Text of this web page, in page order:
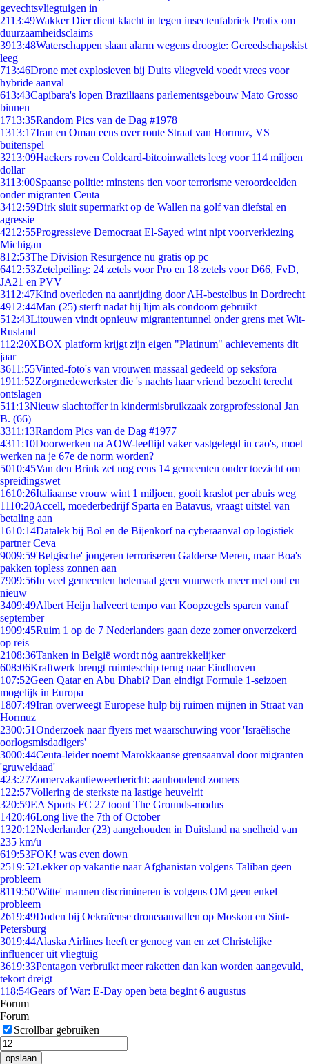
gevechtsvliegtuigen in
2113:49Wakker Dier dient klacht in tegen insectenfabriek Protix om
duurzaamheidsclaims
3913:48Waterschappen slaan alarm wegens droogte: Gereedschapskist
leeg
713:46Drone met explosieven bij Duits vliegveld voedt vrees voor
hybride aanval
613:43Capibara's lopen Braziliaans parlementsgebouw Mato Grosso
binnen
1713:35Random Pics van de Dag #1978
1313:17Iran en Oman eens over route Straat van Hormuz, VS
buitenspel
3213:09Hackers roven Coldcard-bitcoinwallets leeg voor 114 miljoen
dollar
3113:00Spaanse politie: minstens tien voor terrorisme veroordeelden
onder migranten Ceuta
3412:59Dirk sluit supermarkt op de Wallen na golf van diefstal en
agressie
4212:55Progressieve Democraat El-Sayed wint nipt voorverkiezing
Michigan
812:53The Division Resurgence nu gratis op pc
6412:53Zetelpeiling: 24 zetels voor Pro en 18 zetels voor D66, FvD,
JA21 en PVV
3112:47Kind overleden na aanrijding door AH-bestelbus in Dordrecht
4912:44Man (25) sterft nadat hij lijm als condoom gebruikt
512:43Litouwen vindt opnieuw migrantentunnel onder grens met Wit-
Rusland
112:20XBOX platform krijgt zijn eigen "Platinum" achievements dit
jaar
3611:55Vinted-foto's van vrouwen massaal gedeeld op seksfora
1911:52Zorgmedewerkster die 's nachts haar vriend bezocht terecht
ontslagen
511:13Nieuw slachtoffer in kindermisbruikzaak zorgprofessional Jan
B. (66)
3311:13Random Pics van de Dag #1977
4311:10Doorwerken na AOW-leeftijd vaker vastgelegd in cao's, moet
werken na je 67e de norm worden?
5010:45Van den Brink zet nog eens 14 gemeenten onder toezicht om
spreidingswet
1610:26Italiaanse vrouw wint 1 miljoen, gooit kraslot per abuis weg
1110:20Accell, moederbedrijf Sparta en Batavus, vraagt uitstel van
betaling aan
1610:14Datalek bij Bol en de Bijenkorf na cyberaanval op logistiek
partner Ceva
9009:59'Belgische' jongeren terroriseren Galderse Meren, maar Boa's
pakken topless zonnen aan
7909:56In veel gemeenten helemaal geen vuurwerk meer met oud en
nieuw
3409:49Albert Heijn halveert tempo van Koopzegels sparen vanaf
september
1909:45Ruim 1 op de 7 Nederlanders gaan deze zomer onverzekerd
op reis
2108:36Tanken in België wordt nóg aantrekkelijker
608:06Kraftwerk brengt ruimteschip terug naar Eindhoven
107:52Geen Qatar en Abu Dhabi? Dan eindigt Formule 1-seizoen
mogelijk in Europa
1807:49Iran overweegt Europese hulp bij ruimen mijnen in Straat van
Hormuz
2300:51Onderzoek naar flyers met waarschuwing voor 'Israëlische
oorlogsmisdadigers'
3000:44Ceuta-leider noemt Marokkaanse grensaanval door migranten
'gruweldaad'
423:27Zomervakantieweerbericht: aanhoudend zomers
1 22:57Vollering de sterkste na lastige heuvelrit
320:59EA Sports FC 27 toont The Grounds-modus
1420:46Long live the 7th of October
1320:12Nederlander (23) aangehouden in Duitsland na snelheid van
235 km/u
619:53FOK! was even down
2519:52Lekker op vakantie naar Afghanistan volgens Taliban geen
probleem
8119:50'Witte' mannen discrimineren is volgens OM geen enkel
probleem
2619:49Doden bij Oekraïense droneaanvallen op Moskou en Sint-
Petersburg
3019:44Alaska Airlines heeft er genoeg van en zet Christelijke
influencer uit vliegtuig
3619:33Pentagon verbruikt meer raketten dan kan worden aangevuld,
tekort dreigt
118:54Gears of War: E-Day open beta begint 6 augustus
Forum
Forum
Scrollbar gebruiken
opslaan